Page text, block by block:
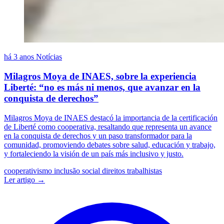
há 3 anos Notícias
Milagros Moya de INAES, sobre la experiencia
Liberté: “no es más ni menos, que avanzar en la
conquista de derechos”
Milagros Moya de INAES destacó la importancia de la certificación
de Liberté como cooperativa, resaltando que representa un avance
en la conquista de derechos y un paso transformador para la
comunidad, promoviendo debates sobre salud, educación y trabajo,
y fortaleciendo la visión de un país más inclusivo y justo.
cooperativismo inclusão social direitos trabalhistas
Ler artigo →